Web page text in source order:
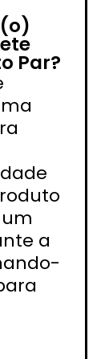
Par?
a